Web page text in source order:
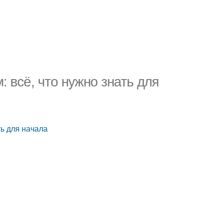
всё, что нужно знать для
для начала